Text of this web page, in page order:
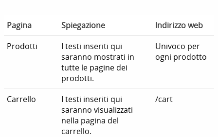
Pagina Spiegazione
Indirizzo web
Prodotti
I testi inseriti qui
saranno mostrati in
tutte le pagine dei
prodotti.
Univoco per
ogni prodotto
Carrello
I testi inseriti qui
saranno visualizzati
nella pagina del
carrello.
/cart